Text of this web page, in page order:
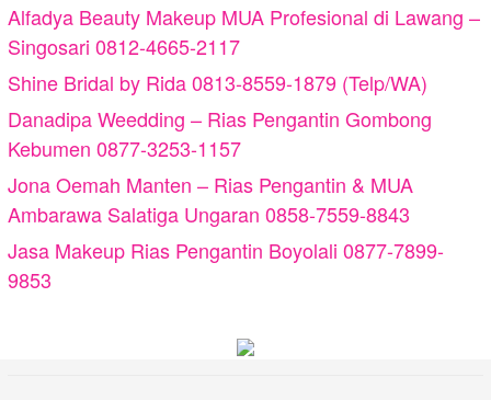
Alfadya Beauty Makeup MUA Profesional di Lawang –
Singosari 0812-4665-2117
Shine Bridal by Rida 0813-8559-1879 (Telp/WA)
Danadipa Weedding – Rias Pengantin Gombong
Kebumen 0877-3253-1157
Jona Oemah Manten – Rias Pengantin & MUA
Ambarawa Salatiga Ungaran 0858-7559-8843
Jasa Makeup Rias Pengantin Boyolali 0877-7899-
9853